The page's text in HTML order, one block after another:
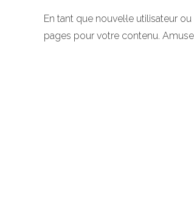
En tant que nouvel·le utilisateur
pages pour votre contenu.